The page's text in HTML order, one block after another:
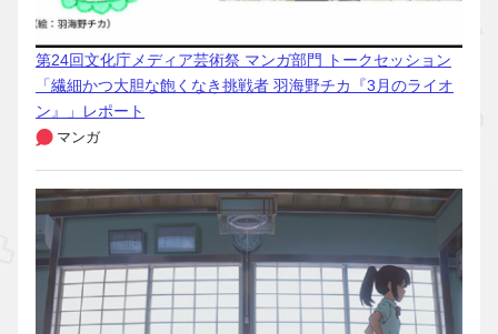
第24回文化庁メディア芸術祭 マンガ部門 トークセッション
「繊細かつ大胆な飽くなき挑戦者 羽海野チカ『3月のライオ
ン』」レポート
マンガ